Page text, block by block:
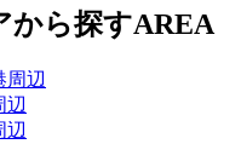
から探すAREA
周辺
辺
辺